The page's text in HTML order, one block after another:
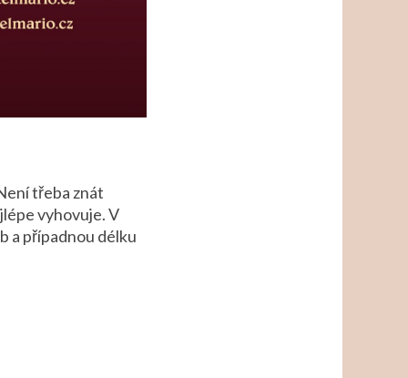
třeba znát
vyhovuje. V
a případnou délku